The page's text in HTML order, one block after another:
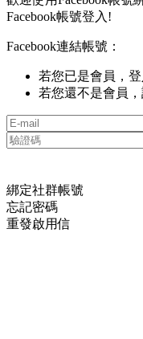
Facebook帳號登入!
Facebook連結帳號：
若您已是會員，登
若您還不是會員
綁定社群帳號
忘記密碼
重發啟用信